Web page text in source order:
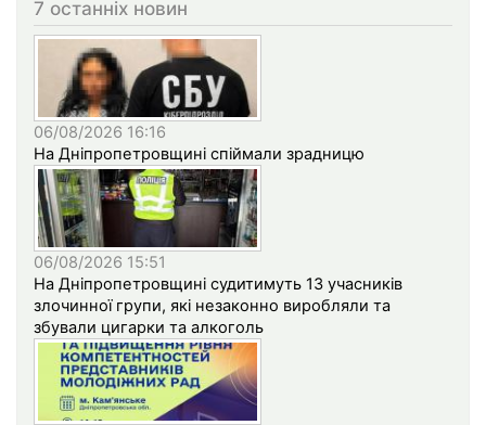
7 останніх новин
06/08/2026 16:16
На Дніпропетровщині спіймали зрадницю
06/08/2026 15:51
На Дніпропетровщині судитимуть 13 учасників
злочинної групи, які незаконно виробляли та
збували цигарки та алкоголь